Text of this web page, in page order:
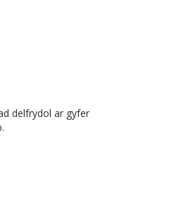
delfrydol ar gyfer